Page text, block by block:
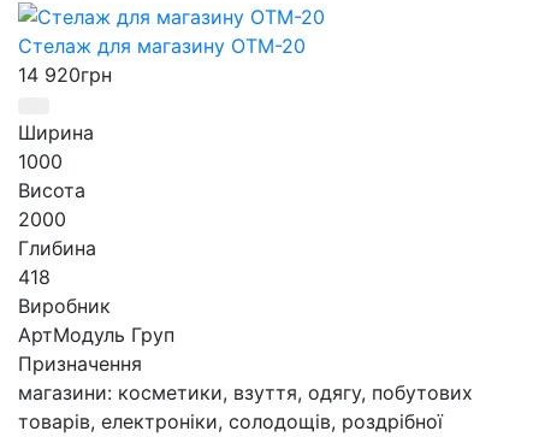
Стелаж для магазину ОТМ-20
14 920грн
Ширина
1000
Висота
2000
Глибина
418
Виробник
АртМодуль Груп
Призначення
магазини: косметики, взуття, одягу, побутових
товарів, електроніки, солодощів, роздрібної